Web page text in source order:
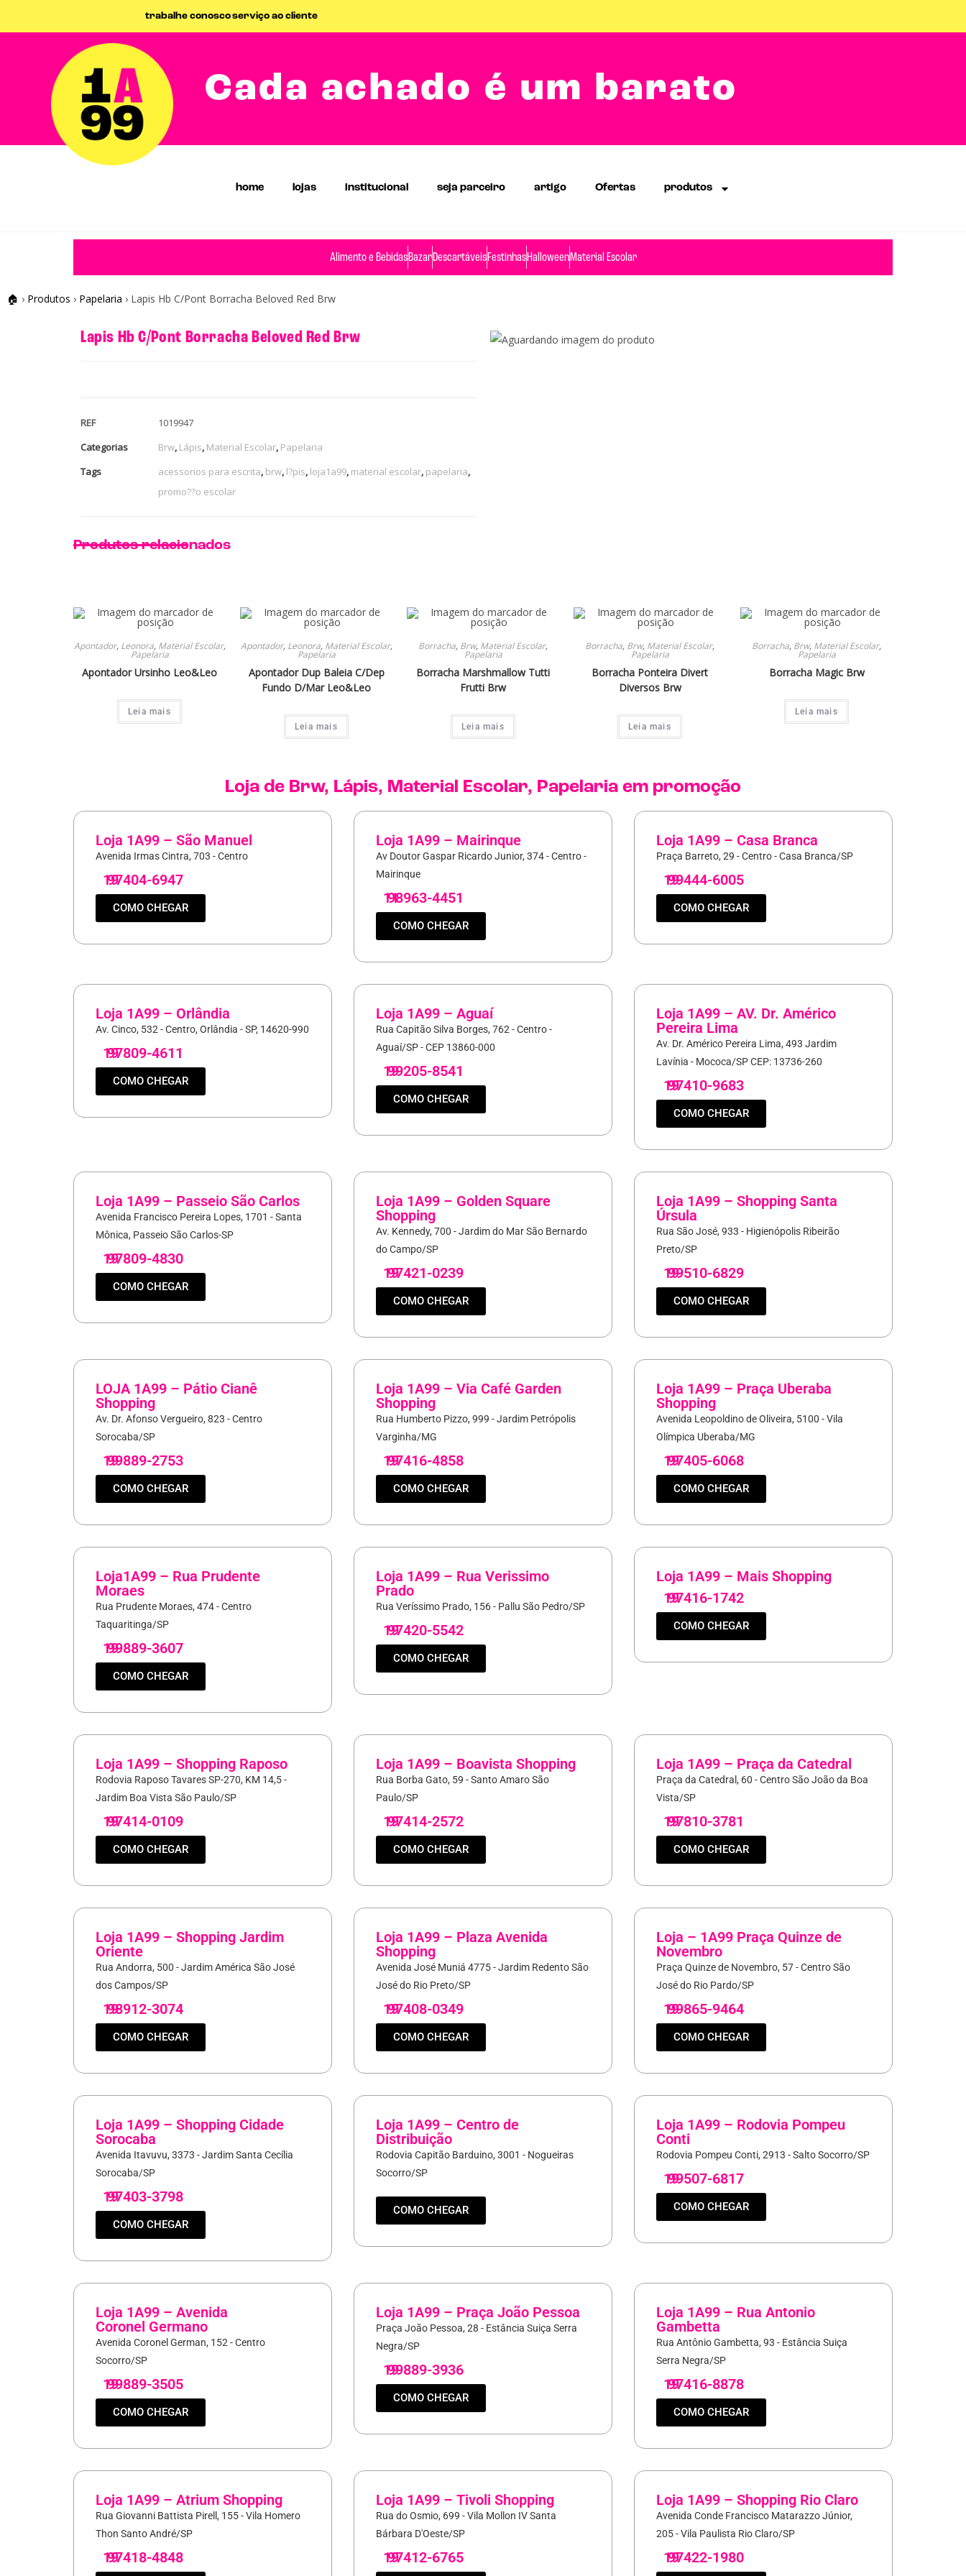
trabalhe conoscoserviço ao cliente
Cada achado é um barato
home lojas institucional seja parceiro artigo Ofertas produtos
Alimento e BebidasBazarDescartáveisFestinhasHalloweenMaterial Escolar
🏠 › Produtos › Papelaria › Lapis Hb C/Pont Borracha Beloved Red Brw
Lapis Hb C/Pont Borracha Beloved Red Brw
REF
1019947
Categorias
Brw, Lápis, Material Escolar, Papelaria
Tags
acessorios para escrita, brw, l?pis, loja1a99, material escolar, papelaria,
promo??o escolar
Produtos relacionados
Apontador, Leonora, Material Escolar,
Papelaria
Apontador Ursinho Leo&Leo
Leia mais
Apontador, Leonora, Material Escolar,
Papelaria
Apontador Dup Baleia C/Dep
Fundo D/Mar Leo&Leo
Leia mais
Borracha, Brw, Material Escolar,
Papelaria
Borracha Marshmallow Tutti
Frutti Brw
Leia mais
Borracha, Brw, Material Escolar,
Papelaria
Borracha Ponteira Divert
Diversos Brw
Leia mais
Borracha, Brw, Material Escolar,
Papelaria
Borracha Magic Brw
Leia mais
Loja de Brw, Lápis, Material Escolar, Papelaria em promoção
Loja 1A99 – São Manuel
Avenida Irmas Cintra, 703 - Centro
19
97404-6947
COMO CHEGAR
Loja 1A99 – Mairinque
Av Doutor Gaspar Ricardo Junior, 374 - Centro -
Mairinque
11
98963-4451
COMO CHEGAR
Loja 1A99 – Casa Branca
Praça Barreto, 29 - Centro - Casa Branca/SP
19
99444-6005
COMO CHEGAR
Loja 1A99 – Orlândia
Av. Cinco, 532 - Centro, Orlândia - SP, 14620-990
19
97809-4611
COMO CHEGAR
Loja 1A99 – Aguaí
Rua Capitão Silva Borges, 762 - Centro -
Aguaí/SP - CEP 13860-000
19
99205-8541
COMO CHEGAR
Loja 1A99 – AV. Dr. Américo
Pereira Lima
Av. Dr. Américo Pereira Lima, 493 Jardim
Lavínia - Mococa/SP CEP: 13736-260
19
97410-9683
COMO CHEGAR
Loja 1A99 – Passeio São Carlos
Avenida Francisco Pereira Lopes, 1701 - Santa
Mônica, Passeio São Carlos-SP
19
97809-4830
COMO CHEGAR
Loja 1A99 – Golden Square
Shopping
Av. Kennedy, 700 - Jardim do Mar São Bernardo
do Campo/SP
19
97421-0239
COMO CHEGAR
Loja 1A99 – Shopping Santa
Úrsula
Rua São José, 933 - Higienópolis Ribeirão
Preto/SP
19
99510-6829
COMO CHEGAR
LOJA 1A99 – Pátio Cianê
Shopping
Av. Dr. Afonso Vergueiro, 823 - Centro
Sorocaba/SP
19
99889-2753
COMO CHEGAR
Loja 1A99 – Via Café Garden
Shopping
Rua Humberto Pizzo, 999 - Jardim Petrópolis
Varginha/MG
19
97416-4858
COMO CHEGAR
Loja 1A99 – Praça Uberaba
Shopping
Avenida Leopoldino de Oliveira, 5100 - Vila
Olímpica Uberaba/MG
19
97405-6068
COMO CHEGAR
Loja1A99 – Rua Prudente
Moraes
Rua Prudente Moraes, 474 - Centro
Taquaritinga/SP
19
99889-3607
COMO CHEGAR
Loja 1A99 – Rua Verissimo
Prado
Rua Veríssimo Prado, 156 - Pallu São Pedro/SP
19
97420-5542
COMO CHEGAR
Loja 1A99 – Mais Shopping
19
97416-1742
COMO CHEGAR
Loja 1A99 – Shopping Raposo
Rodovia Raposo Tavares SP-270, KM 14,5 -
Jardim Boa Vista São Paulo/SP
19
97414-0109
COMO CHEGAR
Loja 1A99 – Boavista Shopping
Rua Borba Gato, 59 - Santo Amaro São
Paulo/SP
19
97414-2572
COMO CHEGAR
Loja 1A99 – Praça da Catedral
Praça da Catedral, 60 - Centro São João da Boa
Vista/SP
19
97810-3781
COMO CHEGAR
Loja 1A99 – Shopping Jardim
Oriente
Rua Andorra, 500 - Jardim América São José
dos Campos/SP
19
98912-3074
COMO CHEGAR
Loja 1A99 – Plaza Avenida
Shopping
Avenida José Muniá 4775 - Jardim Redento São
José do Rio Preto/SP
19
97408-0349
COMO CHEGAR
Loja – 1A99 Praça Quinze de
Novembro
Praça Quinze de Novembro, 57 - Centro São
José do Rio Pardo/SP
19
99865-9464
COMO CHEGAR
Loja 1A99 – Shopping Cidade
Sorocaba
Avenida Itavuvu, 3373 - Jardim Santa Cecília
Sorocaba/SP
19
97403-3798
COMO CHEGAR
Loja 1A99 – Centro de
Distribuição
Rodovia Capitão Barduino, 3001 - Nogueiras
Socorro/SP
COMO CHEGAR
Loja 1A99 – Rodovia Pompeu
Conti
Rodovia Pompeu Conti, 2913 - Salto Socorro/SP
19
99507-6817
COMO CHEGAR
Loja 1A99 – Avenida
Coronel Germano
Avenida Coronel German, 152 - Centro
Socorro/SP
19
99889-3505
COMO CHEGAR
Loja 1A99 – Praça João Pessoa
Praça João Pessoa, 28 - Estância Suiça Serra
Negra/SP
19
99889-3936
COMO CHEGAR
Loja 1A99 – Rua Antonio
Gambetta
Rua Antônio Gambetta, 93 - Estância Suiça
Serra Negra/SP
19
97416-8878
COMO CHEGAR
Loja 1A99 – Atrium Shopping
Rua Giovanni Battista Pirell, 155 - Vila Homero
Thon Santo André/SP
19
97418-4848
Loja 1A99 – Tivoli Shopping
Rua do Osmio, 699 - Vila Mollon IV Santa
Bárbara D'Oeste/SP
19
97412-6765
Loja 1A99 – Shopping Rio Claro
Avenida Conde Francisco Matarazzo Júnior,
205 - Vila Paulista Rio Claro/SP
19
97422-1980